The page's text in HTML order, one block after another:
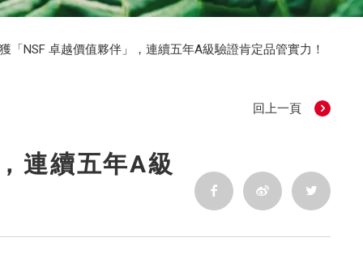
「NSF 卓越價值夥伴」，連續五年A級驗證肯定品管實力！
回上一頁
連續五年A級